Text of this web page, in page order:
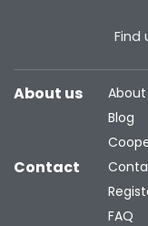
Find
About us
Blog
Contact
FAQ